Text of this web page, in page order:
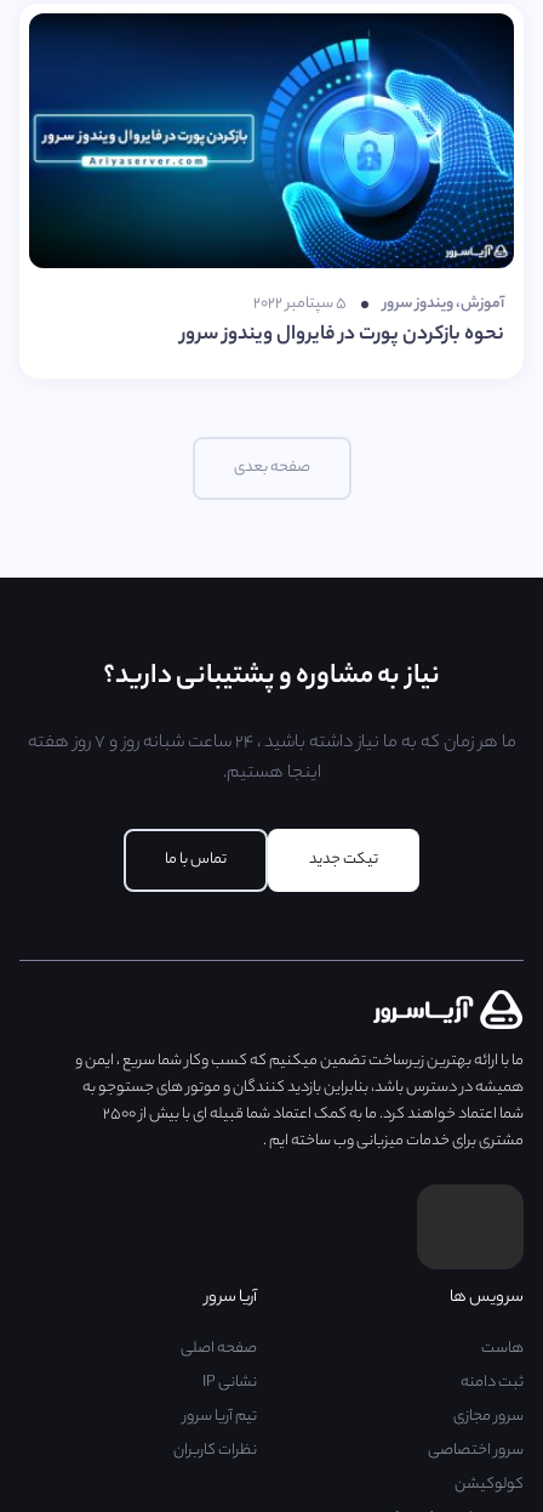
آموزش،ویندوز سرور ۵ سپتامبر ۲۰۲۲
نحوه بازکردن پورت در فایروال ویندوز سرور
صفحه بعدی
نیاز به مشاوره و پشتیبانی دارید؟
ما هر زمان که به ما نیاز داشته باشید ، ۲۴ ساعت شبانه روز و ۷ روز هفته
اینجا هستیم.
تیکت جدید تماس با ما
ما با ارائه بهترین زیرساخت تضمین میکنیم که کسب وکار شما سریع ، ایمن و
همیشه در دسترس باشد، بنابراین بازدید کنندگان و موتور های جستوجو به
شما اعتماد خواهند کرد. ما به کمک اعتماد شما قبیله ای با بیش از ۲۵۰۰
مشتری برای خدمات میزبانی وب ساخته ایم .
سرویس ها
هاست
ثبت دامنه
سرور مجازی
سرور اختصاصی
کولوکیشن
آریا سرور
صفحه اصلی
نشانی IP
تیم آریا سرور
نظرات کاربران